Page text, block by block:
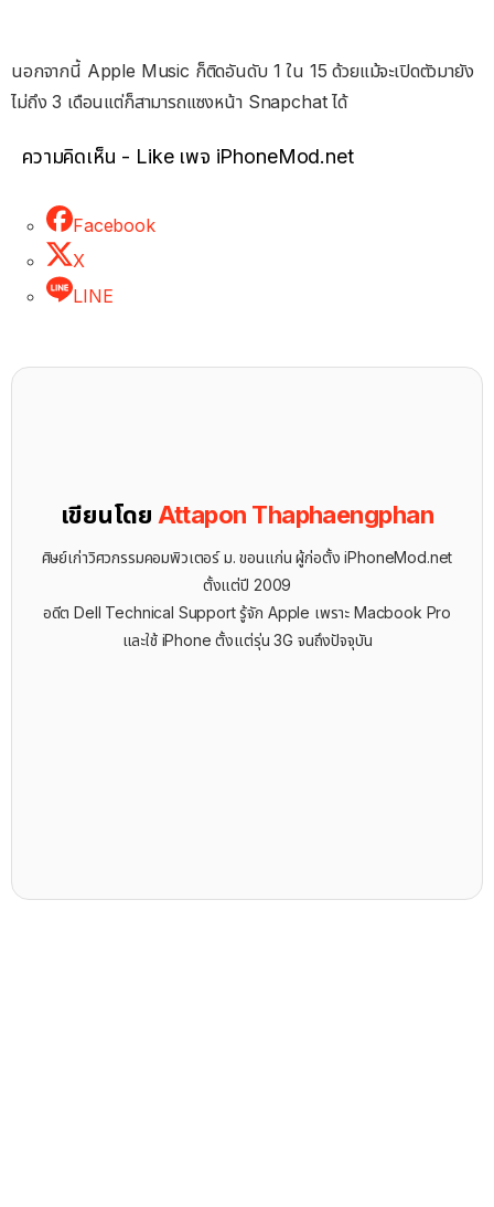
นอกจากนี้ Apple Music ก็ติดอันดับ 1 ใน 15 ด้วยแม้จะเปิดตัวมายัง
ไม่ถึง 3 เดือนแต่ก็สามารถแซงหน้า Snapchat ได้
ความคิดเห็น - Like เพจ iPhoneMod.net
Facebook
X
LINE
เขียนโดย Attapon Thaphaengphan
ศิษย์เก่าวิศวกรรมคอมพิวเตอร์ ม. ขอนแก่น ผู้ก่อตั้ง iPhoneMod.net
ตั้งแต่ปี 2009
อดีต Dell Technical Support รู้จัก ​Apple เพราะ Macbook Pro
และใช้ iPhone ตั้งแต่รุ่น 3G จนถึงปัจจุบัน